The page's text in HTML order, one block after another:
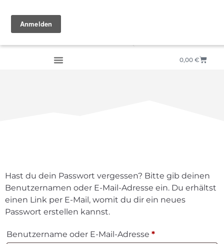
0,00 €
Hast du dein Passwort vergessen? Bitte gib deinen
Benutzernamen oder E-Mail-Adresse ein. Du erhältst
einen Link per E-Mail, womit du dir ein neues
Passwort erstellen kannst.
Benutzername oder E-Mail-Adresse *